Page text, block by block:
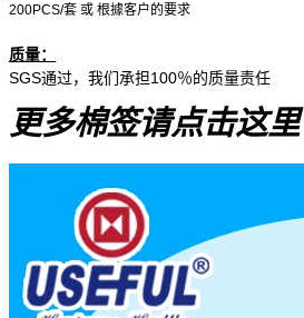
200PCS/套 或 根據客户的要求
质量：
SGS通过，我们承担100％的质量责任
更多棉签请点击这里